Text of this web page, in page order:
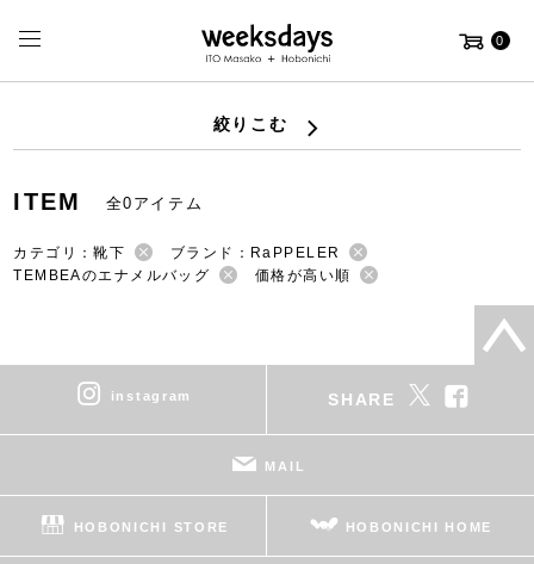
0
絞りこむ
ITEM 全0アイテム
カテゴリ：靴下
ブランド：RaPPELER
TEMBEAのエナメルバッグ
価格が高い順
instagram SHARE
MAIL
HOBONICHI STORE HOBONICHI HOME